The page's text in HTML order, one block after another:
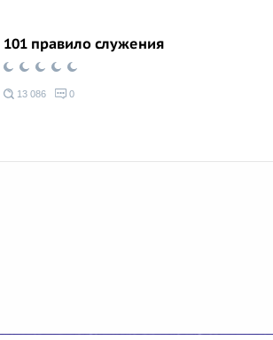
101 правило служения
13 086 0